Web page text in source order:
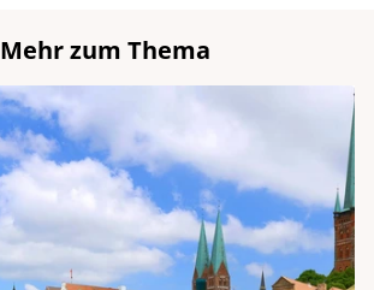
Mehr zum Thema